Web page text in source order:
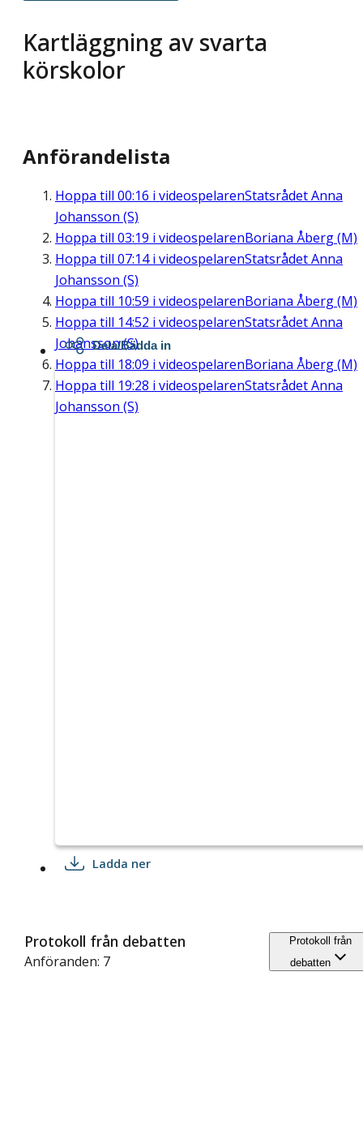
Kartläggning av svarta
körskolor
Anförandelista
Hoppa till 00:16 i videospelarenStatsrådet Anna
Johansson (S)
Hoppa till 03:19 i videospelarenBoriana Åberg (M)
Hoppa till 07:14i videospelarenStatsrådet Anna
Johansson (S)
Hoppa till 10:59 i videospelarenBoriana Åberg (M)
Hoppa till 14:52 i videospelarenStatsrådet Anna
Johansson (S)
Hoppa till 18:09 i videospelarenBoriana Åberg (M)
Hoppa till 19:28 i videospelarenStatsrådet Anna
Johansson (S)
Dela/Bädda in
Ladda ner
Protokoll från debatten
Anföranden: 7
Protokoll från
debatten